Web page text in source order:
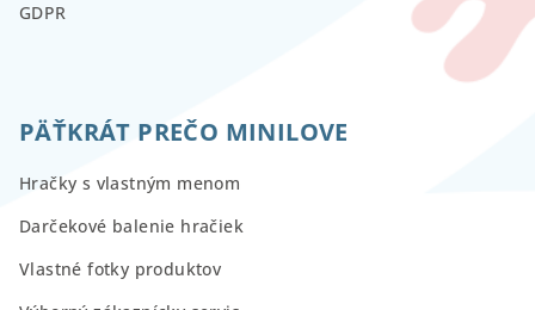
GDPR
PÄŤKRÁT PREČO MINILOVE
Hračky s vlastným menom
Darčekové balenie hračiek
Vlastné fotky produktov